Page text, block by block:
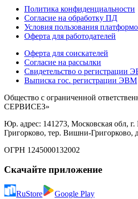
Политика конфиденциальности
Согласие на обработку ПД
Условия пользования
Оферта для работодателей
Оферта для соискателей
Согласие на рассылки
Свидетельство о регистрации
Выписка гос. регистрации ЭВМ
Общество с ограниченной
СЕРВИСЕЗ»
Юр. адрес: 141273, Московская обл,
Григорково, тер. Вишни-Григорково,
ОГРН 1245000132002
Скачайте приложение
RuStore Google Play